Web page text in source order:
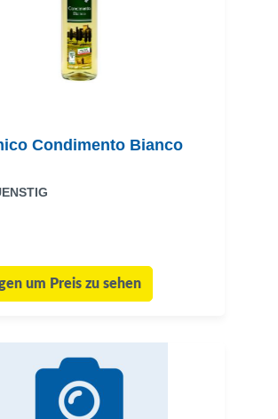
Condimento Bianco
um Preis zu sehen